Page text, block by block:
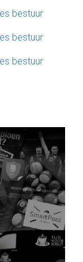
bestuur
bestuur
bestuur